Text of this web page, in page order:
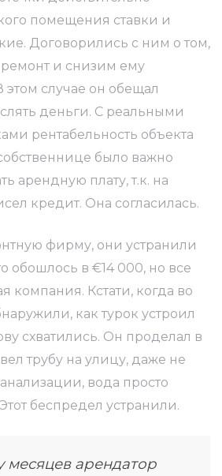
помещения ставки и
Договорились с ним о том,
и снизим ему
этом случае он обещал
деньги. С реальными
рентабельность объекта
было важно
арендную плату, т.к. на
кредит. Она согласилась.
фирму, они устранили
обошлось в €14 000, но все
компания. Кстати, когда во
как турок устроил
схватились. Он проделал в
трубу на улицу, даже не
вода просто
беспредел устранили.
месяцев арендатор